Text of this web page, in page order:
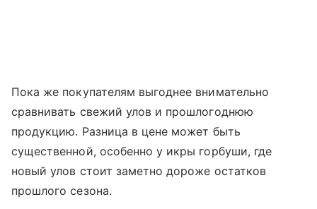
Пока же покупателям выгоднее внимательно
сравнивать свежий улов и прошлогоднюю
продукцию. Разница в цене может быть
существенной, особенно у икры горбуши, где
новый улов стоит заметно дороже остатков
прошлого сезона.